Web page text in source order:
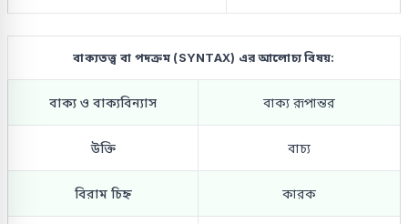
বাক্যতত্ত্ব বা পদক্রম (SYNTAX) এর আলোচ্য বিষয়:
বাক্য ও বাক্যবিন্যাস বাক্য রূপান্তর
উক্তি বাচ্য
বিরাম চিহ্ন কারক